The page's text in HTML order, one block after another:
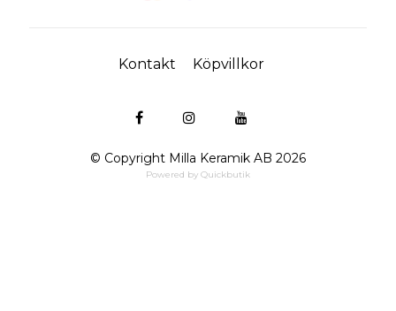
Kontakt Köpvillkor
© Copyright Milla Keramik AB 2026
Powered by Quickbutik